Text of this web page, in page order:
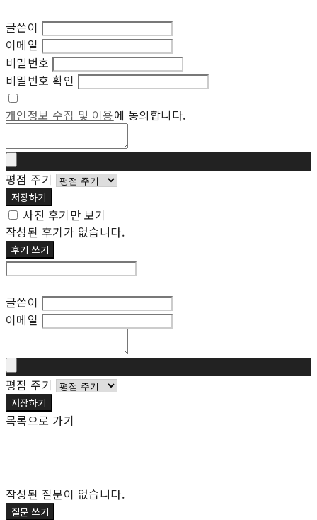
글쓴이
이메일
비밀번호
비밀번호 확인
개인정보 수집 및 이용에 동의합니다.
평점 주기
저장하기
사진 후기만 보기
작성된 후기가 없습니다.
후기 쓰기
글쓴이
이메일
평점 주기
저장하기
목록으로 가기
작성된 질문이 없습니다.
질문 쓰기